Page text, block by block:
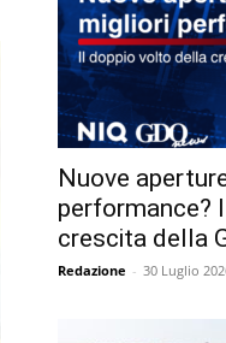
Nuove
performance?
crescita della
Redazione - 30 Luglio